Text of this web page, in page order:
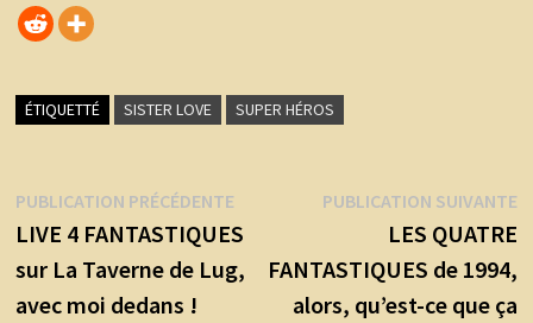
ÉTIQUETTÉ SISTER LOVE SUPER HÉROS
Navigation
de
l’article
PUBLICATION PRÉCÉDENTEPublication
précédente :
LIVE 4 FANTASTIQUES
sur La Taverne de Lug,
avec moi dedans !
PUBLICATION SUIVANTE
LES QUATRE
FANTASTIQUES de 1994,
alors, qu’est-ce que ça